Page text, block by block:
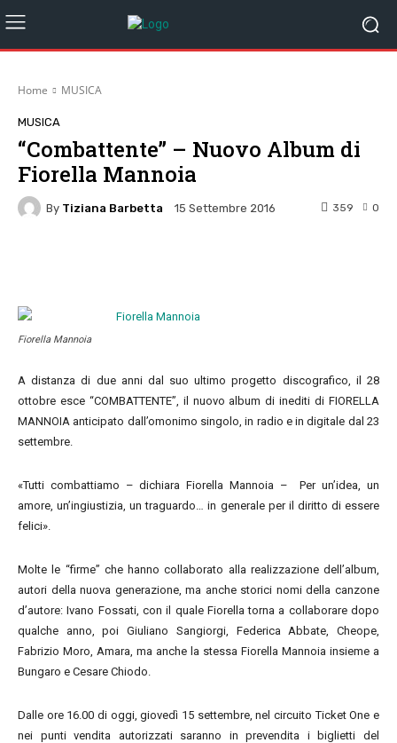
Home MUSICA
MUSICA
“Combattente” – Nuovo Album di
Fiorella Mannoia
By Tiziana Barbetta 15 Settembre 2016 0
359
Fiorella Mannoia
A distanza di due anni dal suo ultimo progetto discografico, il 28
ottobre esce “COMBATTENTE”, il nuovo album di inediti di FIORELLA
MANNOIA anticipato dall’omonimo singolo, in radio e in digitale dal 23
settembre.
«Tutti combattiamo – dichiara Fiorella Mannoia – Per un’idea, un
amore, un’ingiustizia, un traguardo… in generale per il diritto di essere
felici».
Molte le “firme” che hanno collaborato alla realizzazione dell’album,
autori della nuova generazione, ma anche storici nomi della canzone
d’autore: Ivano Fossati, con il quale Fiorella torna a collaborare dopo
qualche anno, poi Giuliano Sangiorgi, Federica Abbate, Cheope,
Fabrizio Moro, Amara, ma anche la stessa Fiorella Mannoia insieme a
Bungaro e Cesare Chiodo.
Dalle ore 16.00 di oggi, giovedì 15 settembre, nel circuito Ticket One e
nei punti vendita autorizzati saranno in prevendita i biglietti del